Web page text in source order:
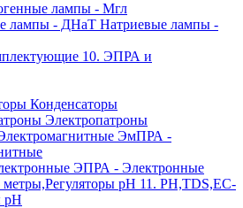
лампы - Мгл
Натриевые лампы -
10. ЭПРА и
Конденсаторы
Электропатроны
ЭмПРА -
ЭПРА - Электронные
11. PH,TDS,EC-
pН